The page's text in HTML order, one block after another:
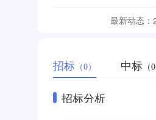
最新动态：
招标 （0） 中标 （0
招标分析